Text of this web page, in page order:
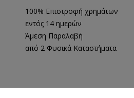
100% Επιστροφή χρημάτων
εντός 14 ημερών
Άμεση Παραλαβή
από 2 Φυσικά Καταστήματα
ΠΡΟΪΌΝΤΟΣ